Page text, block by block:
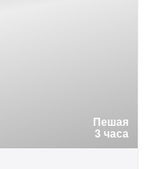
Пешая
3 часа